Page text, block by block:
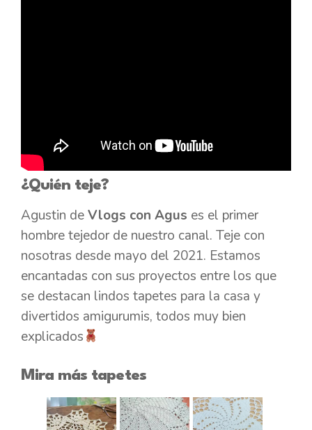
¿Quién teje?
Agustin deVlogs con Agus es el primer
hombre tejedor de nuestro canal. Teje con
nosotras desde mayo del 2021. Estamos
encantadas con sus proyectos entre los que
se destacan lindos tapetes para la casa y
divertidos amigurumis, todos muy bien
explicados
Mira más tapetes